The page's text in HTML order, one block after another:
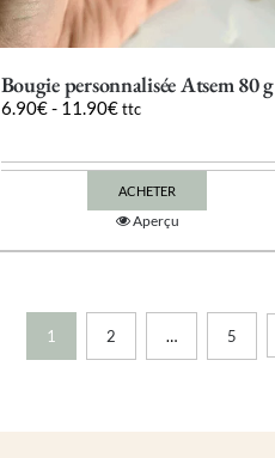
Bougie personnalisée Atsem 80 g
6.90€- 11.90€ ttc
ACHETER
Ce
produit
a
Les
options
peuvent
Aperçu
1 2 … 5